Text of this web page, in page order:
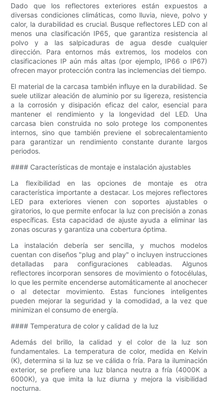
Dado que los reflectores exteriores están expuestos a
diversas condiciones climáticas, como lluvia, nieve, polvo y
calor, la durabilidad es crucial. Busque reflectores LED con al
menos una clasificación IP65, que garantiza resistencia al
polvo y a las salpicaduras de agua desde cualquier
dirección. Para entornos más extremos, los modelos con
clasificaciones IP aún más altas (por ejemplo, IP66 o IP67)
ofrecen mayor protección contra las inclemencias del tiempo.
El material de la carcasa también influye en la durabilidad. Se
suele utilizar aleación de aluminio por su ligereza, resistencia
a la corrosión y disipación eficaz del calor, esencial para
mantener el rendimiento y la longevidad del LED. Una
carcasa bien construida no solo protege los componentes
internos, sino que también previene el sobrecalentamiento
para garantizar un rendimiento constante durante largos
periodos.
#### Características de montaje e instalación ajustables
La flexibilidad en las opciones de montaje es otra
característica importante a destacar. Los mejores reflectores
LED para exteriores vienen con soportes ajustables o
giratorios, lo que permite enfocar la luz con precisión a zonas
específicas. Esta capacidad de ajuste ayuda a eliminar las
zonas oscuras y garantiza una cobertura óptima.
La instalación debería ser sencilla, y muchos modelos
cuentan con diseños "plug and play" o incluyen instrucciones
detalladas para configuraciones cableadas. Algunos
reflectores incorporan sensores de movimiento o fotocélulas,
lo que les permite encenderse automáticamente al anochecer
o al detectar movimiento. Estas funciones inteligentes
pueden mejorar la seguridad y la comodidad, a la vez que
minimizan el consumo de energía.
#### Temperatura de color y calidad de la luz
Además del brillo, la calidad y el color de la luz son
fundamentales. La temperatura de color, medida en Kelvin
(K), determina si la luz se ve cálida o fría. Para la iluminación
exterior, se prefiere una luz blanca neutra a fría (4000K a
6000K), ya que imita la luz diurna y mejora la visibilidad
nocturna.